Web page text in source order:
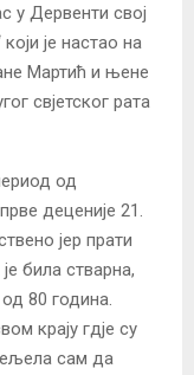
у Дервенти свој
је настао на
Мартић и њене
свјетског рата
од
деценије 21.
јер прати
била стварна,
80 година.
крају гдје су
сам да